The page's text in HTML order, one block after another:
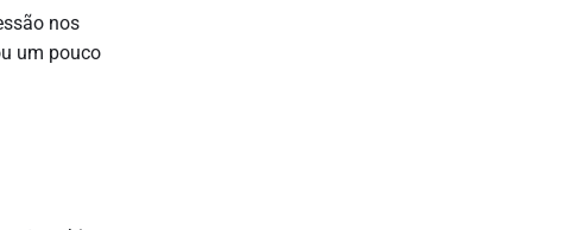
nos
um pouco